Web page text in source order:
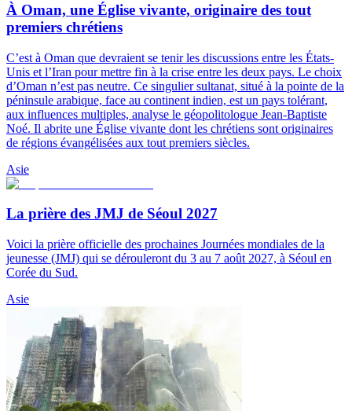
À Oman, une Église vivante, originaire des tout
premiers chrétiens
C’est à Oman que devraient se tenir les discussions entre les États-
Unis et l’Iran pour mettre fin à la crise entre les deux pays. Le choix
d’Oman n’est pas neutre. Ce singulier sultanat, situé à la pointe de la
péninsule arabique, face au continent indien, est un pays tolérant,
aux influences multiples, analyse le géopolitologue Jean-Baptiste
Noé. Il abrite une Église vivante dont les chrétiens sont originaires
de régions évangélisées aux tout premiers siècles.
Asie
La prière des JMJ de Séoul 2027
Voici la prière officielle des prochaines Journées mondiales de la
jeunesse (JMJ) qui se dérouleront du 3 au 7 août 2027, à Séoul en
Corée du Sud.
Asie